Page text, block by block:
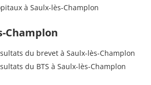
à Saulx-lès-Champlon
Champlon
du brevet à Saulx-lès-Champlon
du BTS à Saulx-lès-Champlon